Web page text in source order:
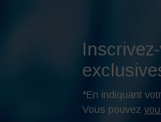
*En indiquant
Vous pouvez